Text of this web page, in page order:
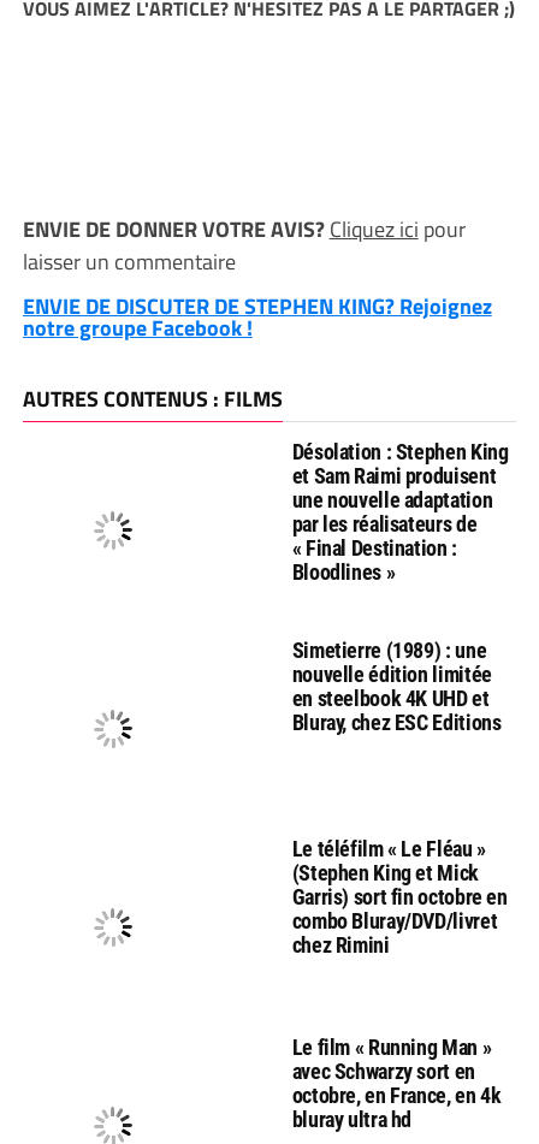
VOUS AIMEZ L'ARTICLE? N'HESITEZ PAS A LE PARTAGER ;)
ENVIE DE DONNER VOTRE AVIS?Cliquez ici pour
laisser un commentaire
ENVIE DE DISCUTER DE STEPHEN KING? Rejoignez
notre groupe Facebook !
AUTRES CONTENUS : FILMS
Désolation : Stephen King
et Sam Raimi produisent
une nouvelle adaptation
par les réalisateurs de
« Final Destination :
Bloodlines »
Simetierre (1989) : une
nouvelle édition limitée
en steelbook 4K UHD et
Bluray, chez ESC Editions
Le téléfilm « Le Fléau »
(Stephen King et Mick
Garris) sort fin octobre en
combo Bluray/DVD/livret
chez Rimini
Le film « Running Man »
avec Schwarzy sort en
octobre, en France, en 4k
bluray ultra hd